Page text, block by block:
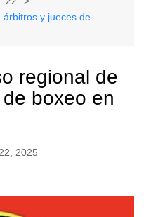
y jueces de
regional de
boxeo en
2025